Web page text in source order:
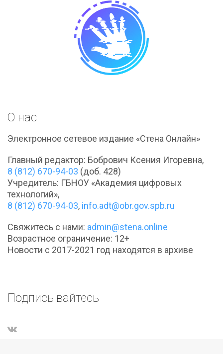
О нас
Электронное сетевое издание «Стена Онлайн»
Главный редактор: Бобрович Ксения Игоревна,
8 (812) 670-94-03 (доб. 428)
Учредитель: ГБНОУ «Академия цифровых
технологий»,
8 (812) 670-94-03, info.adt@obr.gov.spb.ru
Свяжитесь с нами: admin@stena.online
Возрастное ограничение: 12+
Новости с 2017-2021 год находятся в архиве
Подписывайтесь